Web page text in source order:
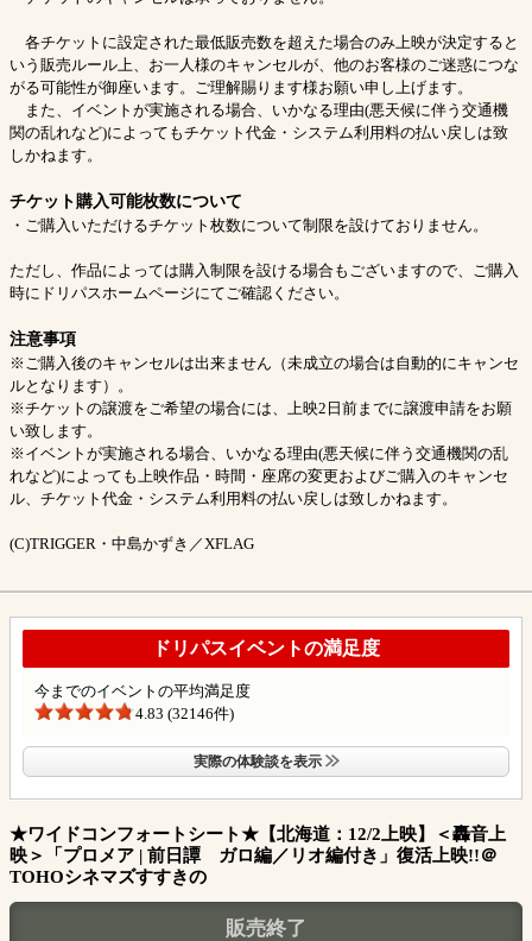
各チケットに設定された最低販売数を超えた場合のみ上映が決定すると
いう販売ルール上、お一人様のキャンセルが、他のお客様のご迷惑につな
がる可能性が御座います。ご理解賜ります様お願い申し上げます。
また、イベントが実施される場合、いかなる理由(悪天候に伴う交通機
関の乱れなど)によってもチケット代金・システム利用料の払い戻しは致
しかねます。
チケット購入可能枚数について
・ご購入いただけるチケット枚数について制限を設けておりません。
ただし、作品によっては購入制限を設ける場合もございますので、ご購入
時にドリパスホームページにてご確認ください。
注意事項
※ご購入後のキャンセルは出来ません（未成立の場合は自動的にキャンセ
ルとなります）。
※チケットの譲渡をご希望の場合には、上映2日前までに譲渡申請をお願
い致します。
※イベントが実施される場合、いかなる理由(悪天候に伴う交通機関の乱
れなど)によっても上映作品・時間・座席の変更およびご購入のキャンセ
ル、チケット代金・システム利用料の払い戻しは致しかねます。
(C)TRIGGER・中島かずき／XFLAG
ドリパスイベントの満足度
今までのイベントの平均満足度
4.83 (32146件)
実際の体験談を表示
★ワイドコンフォートシート★【北海道：12/2上映】＜轟音上
映＞「プロメア | 前日譚 ガロ編／リオ編付き」復活上映!!＠
TOHOシネマズすすきの
販売終了